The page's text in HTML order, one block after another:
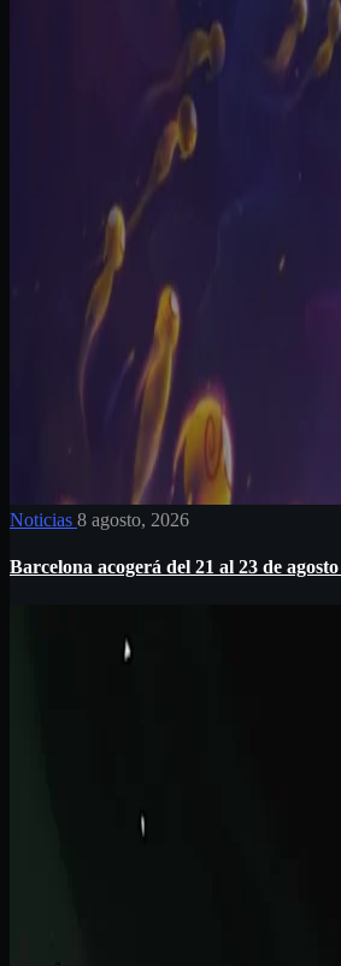
Noticias 8 agosto, 2026
Barcelona acogerá del 21 al 23 de